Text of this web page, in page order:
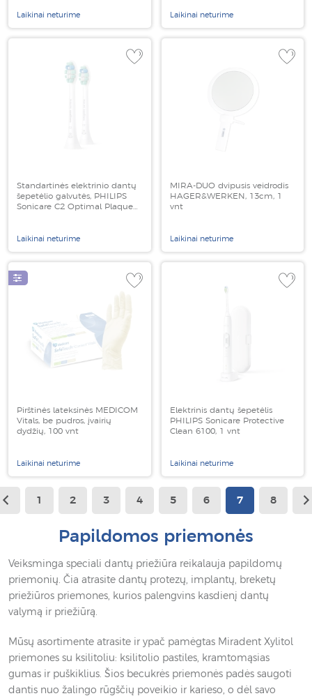
Laikinai neturime Laikinai neturime
Standartinės elektrinio dantų
šepetėlio galvutės, PHILIPS
Sonicare C2 Optimal Plaque
Laikinai neturime
MIRA-DUO dvipusis veidrodis
HAGER&WERKEN, 13cm, 1
vnt
Laikinai neturime
Pirštinės lateksinės MEDICOM
Vitals, be pudros, įvairių
dydžių, 100 vnt
Laikinai neturime
Elektrinis dantų šepetėlis
PHILIPS Sonicare Protective
Clean 6100, 1 vnt
Laikinai neturime
1 2 3 4 5 6 7 8
Papildomos priemonės
Veiksminga speciali dantų priežiūra reikalauja papildomų
priemonių. Čia atrasite dantų protezų, implantų, breketų
priežiūros priemones, kurios palengvins kasdienį dantų
valymą ir priežiūrą.
Mūsų asortimente atrasite ir ypač pamėgtas Miradent Xylitol
priemones su ksilitoliu: ksilitolio pastiles, kramtomąsias
gumas ir puškiklius. Šios becukrės priemonės padės saugoti
dantis nuo žalingo rūgščių poveikio ir karieso, o dėl savo